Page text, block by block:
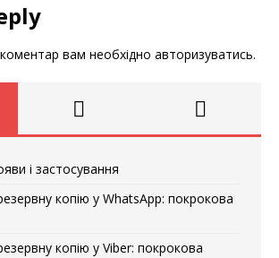
вам необхідно авторизуватись.
і застосування
копію у WhatsApp: покрокова
копію у Viber: покрокова